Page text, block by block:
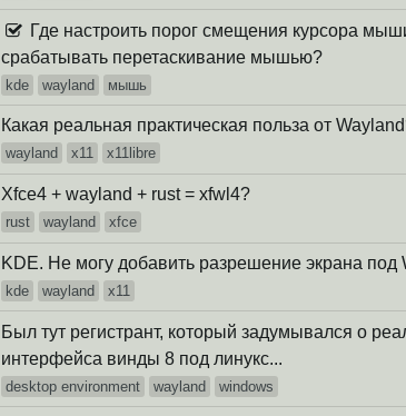
Где настроить порог смещения курсора
срабатывать перетаскивание мышью?
kde wayland мышь
Какая реальная практическая польза от
wayland x11 x11libre
Xfce4 + wayland + rust = xfwl4?
rust wayland xfce
KDE. Не могу добавить разрешение экрана под
kde wayland x11
Был тут регистрант, который задумывался о
интерфейса винды 8 под линукс...
desktop environment wayland windows